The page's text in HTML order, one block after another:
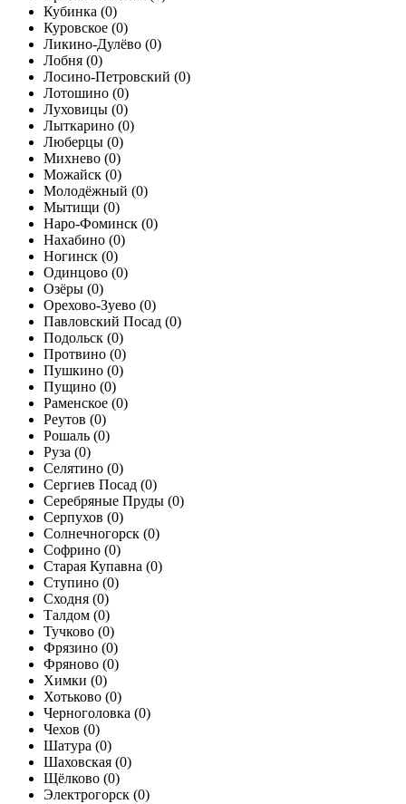
Кубинка (0)
Куровское (0)
Ликино-Дулёво (0)
Лобня (0)
Лосино-Петровский (0)
Лотошино (0)
Луховицы (0)
Лыткарино (0)
Люберцы (0)
Михнево (0)
Можайск (0)
Молодёжный (0)
Мытищи (0)
Наро-Фоминск (0)
Нахабино (0)
Ногинск (0)
Одинцово (0)
Озёры (0)
Орехово-Зуево (0)
Павловский Посад (0)
Подольск (0)
Протвино (0)
Пушкино (0)
Пущино (0)
Раменское (0)
Реутов (0)
Рошаль (0)
Руза (0)
Селятино (0)
Сергиев Посад (0)
Серебряные Пруды (0)
Серпухов (0)
Солнечногорск (0)
Софрино (0)
Старая Купавна (0)
Ступино (0)
Сходня (0)
Талдом (0)
Тучково (0)
Фрязино (0)
Фряново (0)
Химки (0)
Хотьково (0)
Черноголовка (0)
Чехов (0)
Шатура (0)
Шаховская (0)
Щёлково (0)
Электрогорск (0)